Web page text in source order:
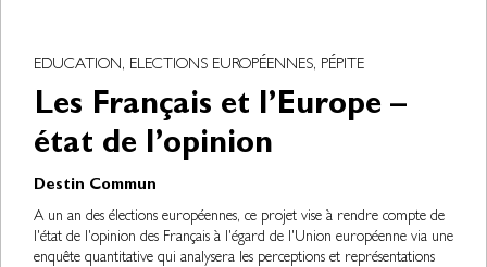
EDUCATION, ELECTIONS EUROPÉENNES, PÉPITE
Les Français et l’Europe –
état de l’opinion
Destin Commun
A un an des élections européennes, ce projet vise à rendre compte de
l'état de l'opinion des Français à l'égard de l'Union européenne via une
enquête quantitative qui analysera les perceptions et représentations